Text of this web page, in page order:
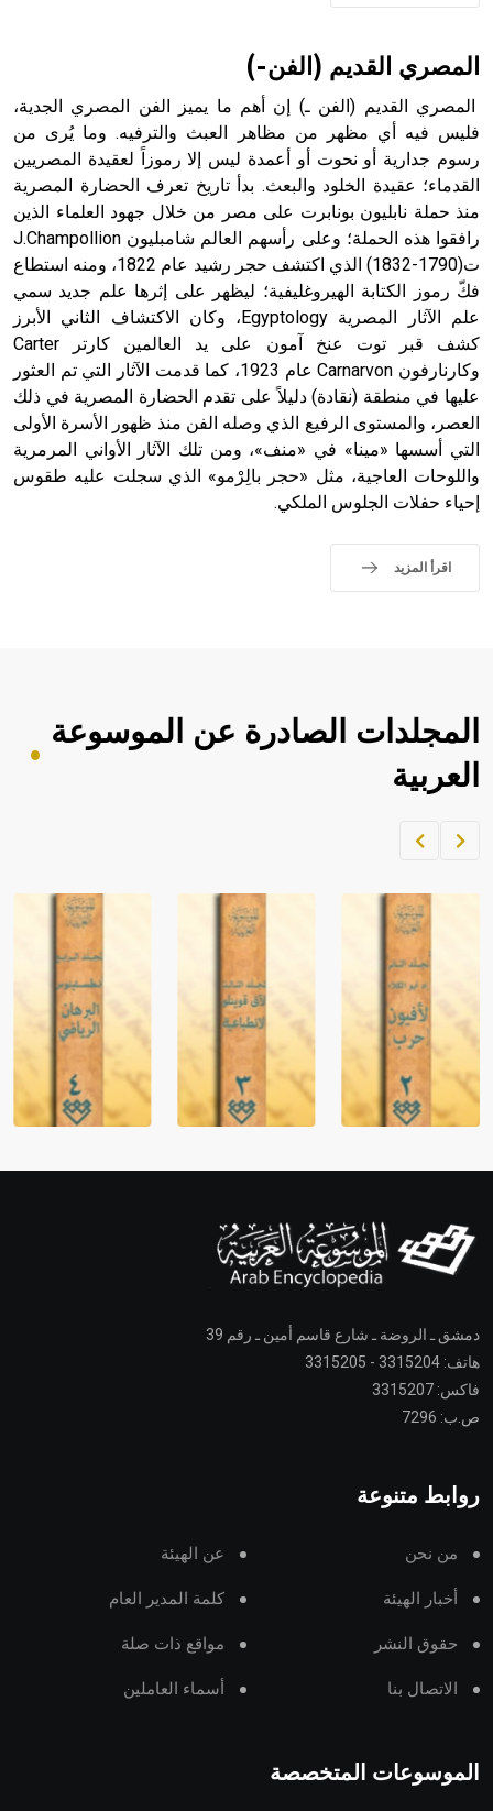
المصري القديم (الفن-)
المصري القديم (الفن ـ) إن أهم ما يميز الفن المصري الجدية،
فليس فيه أي مظهر من مظاهر العبث والترفيه. وما يُرى من
رسوم جدارية أو نحوت أو أعمدة ليس إلا رموزاً لعقيدة المصريين
القدماء؛ عقيدة الخلود والبعث. بدأ تاريخ تعرف الحضارة المصرية
منذ حملة نابليون بونابرت على مصر من خلال جهود العلماء الذين
رافقوا هذه الحملة؛ وعلى رأسهم العالم شامبليون J.Champollion
ت(1790-1832) الذي اكتشف حجر رشيد عام 1822، ومنه استطاع
فكّ رموز الكتابة الهيروغليفية؛ ليظهر على إثرها علم جديد سمي
علم الآثار المصرية Egyptology، وكان الاكتشاف الثاني الأبرز
كشف قبر توت عنخ آمون على يد العالمين كارتر Carter
وكارنارفون Carnarvon عام 1923، كما قدمت الآثار التي تم العثور
عليها في منطقة (نقادة) دليلاً على تقدم الحضارة المصرية في ذلك
العصر، والمستوى الرفيع الذي وصله الفن منذ ظهور الأسرة الأولى
التي أسسها «مينا» في «منف»، ومن تلك الآثار الأواني المرمرية
واللوحات العاجية، مثل «حجر بالِرْمو» الذي سجلت عليه طقوس
إحياء حفلات الجلوس الملكي.
اقرأ المزيد
المجلدات الصادرة عن الموسوعة
العربية
دمشق ـ الروضة ـ شارع قاسم أمين ـ رقم 39
هاتف: 3315204 - 3315205
فاكس: 3315207
ص.ب: 7296
روابط متنوعة
من نحن عن الهيئة
أخبار الهيئة كلمة المدير العام
حقوق النشر مواقع ذات صلة
الاتصال بنا أسماء العاملين
الموسوعات المتخصصة